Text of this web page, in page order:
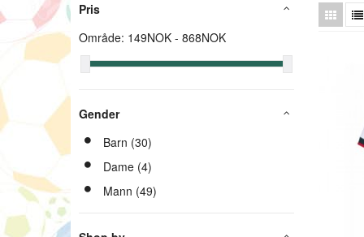
Pris
Område: 149NOK - 868NOK
Gender
Barn (30)
Dame (4)
Mann (49)